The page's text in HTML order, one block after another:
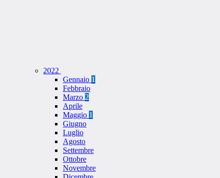
2022
Gennaio 1
Febbraio
Marzo 2
Aprile
Maggio 1
Giugno
Luglio
Agosto
Settembre
Ottobre
Novembre